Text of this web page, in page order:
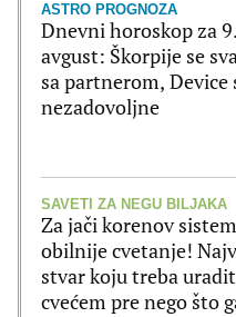
ASTRO PROGNOZA
Dnevni horoskop za 9.
avgust: Škorpije se
sa partnerom, Device
nezadovoljne
SAVETI ZA NEGU BILJAKA
Za jači korenov
obilnije cvetanje!
stvar koju treba
cvećem pre nego što